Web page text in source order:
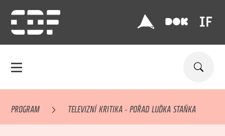
PROGRAM TELEVIZNÍ KRITIKA - POŘAD LUĎKA STAŇKA